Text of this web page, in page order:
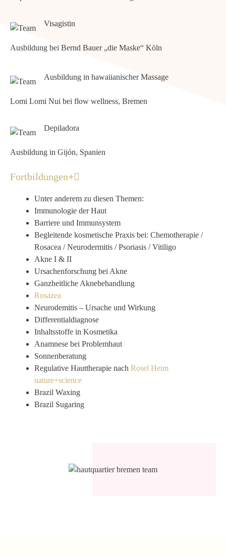
Visagistin
Ausbildung bei Bernd Bauer „die Maske“ Köln
Ausbildung in hawaiianischer Massage
Lomi Lomi Nui bei flow wellness, Bremen
Depiladora
Ausbildung in Gijón, Spanien
Fortbildungen
Unter anderem zu diesen Themen:
Immunologie der Haut
Barriere und Immunsystem
Begleitende kosmetische Praxis bei: Chemotherapie /
Rosacea / Neurodermitis / Psoriasis / Vitiligo
Akne I & II
Ursachenforschung bei Akne
Ganzheitliche Aknebehandlung
Rosazea
Neurodemitis – Ursache und Wirkung
Differentialdiagnose
Inhaltsstoffe in Kosmetika
Anamnese bei Problemhaut
Sonnenberatung
Regulative Hauttherapie nach Rosel Heim
nature+science
Brazil Waxing
Brazil Sugaring